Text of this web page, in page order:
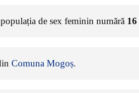
de sex feminin numără 16
Comuna Mogoș.